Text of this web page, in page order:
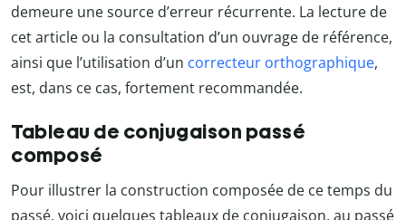
demeure une source d’erreur récurrente. La lecture de
cet article ou la consultation d’un ouvrage de référence,
ainsi que l’utilisation d’un correcteur orthographique,
est, dans ce cas, fortement recommandée.
Tableau de conjugaison passé
composé
Pour illustrer la construction composée de ce temps du
passé, voici quelques tableaux de conjugaison, au passé